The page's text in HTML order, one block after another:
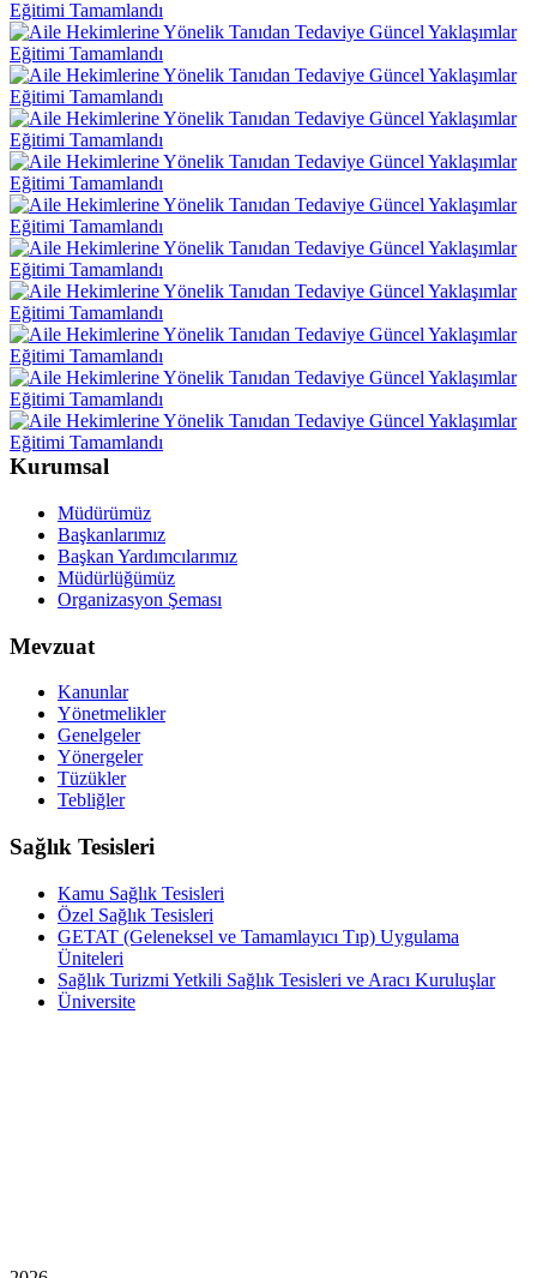
Kurumsal
Müdürümüz
Başkanlarımız
Başkan Yardımcılarımız
Müdürlüğümüz
Organizasyon Şeması
Mevzuat
Kanunlar
Yönetmelikler
Genelgeler
Yönergeler
Tüzükler
Tebliğler
Sağlık Tesisleri
Kamu Sağlık Tesisleri
Özel Sağlık Tesisleri
GETAT (Geleneksel ve Tamamlayıcı Tıp) Uygulama
Üniteleri
Sağlık Turizmi Yetkili Sağlık Tesisleri ve Aracı Kuruluşlar
Üniversite